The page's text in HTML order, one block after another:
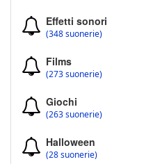
Effetti sonori
(348 suonerie)
Films
(273 suonerie)
Giochi
(263 suonerie)
Halloween
(28 suonerie)